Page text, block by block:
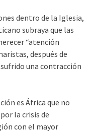
dentro de la Iglesia,
subraya que las
“atención
después de
una contracción
es África que no
la crisis de
con el mayor